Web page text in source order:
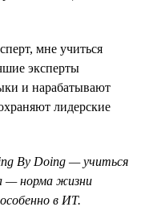
мне учиться
эксперты
и нарабатывают
лидерские
By Doing — учиться
— норма жизни
в ИТ.